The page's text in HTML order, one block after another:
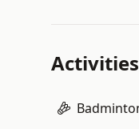
Activities